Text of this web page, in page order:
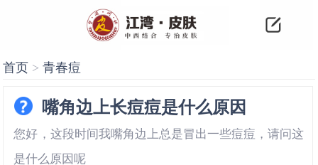
首页 >青春痘
嘴角边上长痘痘是什么原因
您好，这段时间我嘴角边上总是冒出一些痘痘，请问这
是什么原因呢